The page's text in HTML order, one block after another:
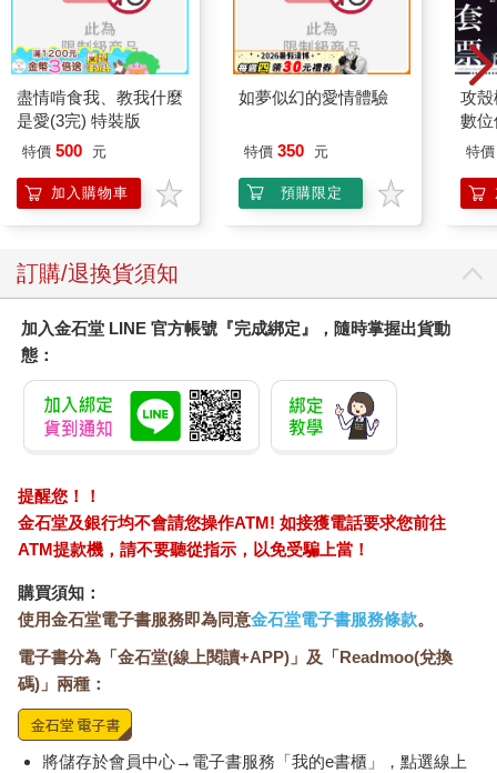
盡情啃食我、教我什麼
是愛(3完) 特裝版
特價 500 元
加入購物車
如夢似幻的愛情體驗
特價 350 元
預購限定
攻殼
數
特價
訂購/退換貨須知
加入金石堂 LINE 官方帳號『完成綁定』，隨時掌握出貨動
態：
提醒您！！
金石堂及銀行均不會請您操作ATM! 如接獲電話要求您前往
ATM提款機，請不要聽從指示，以免受騙上當！
購買須知：
使用金石堂電子書服務即為同意金石堂電子書服務條款。
電子書分為「金石堂(線上閱讀+APP)」及「Readmoo(兌換
碼)」兩種：
將儲存於會員中心→電子書服務「我的e書櫃」，點選線上